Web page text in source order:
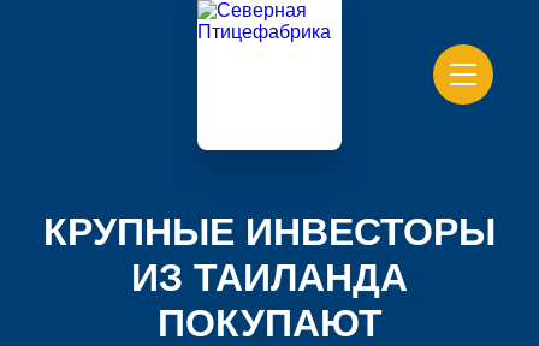
КРУПНЫЕ ИНВЕСТОРЫ
ИЗ ТАИЛАНДА
ПОКУПАЮТ